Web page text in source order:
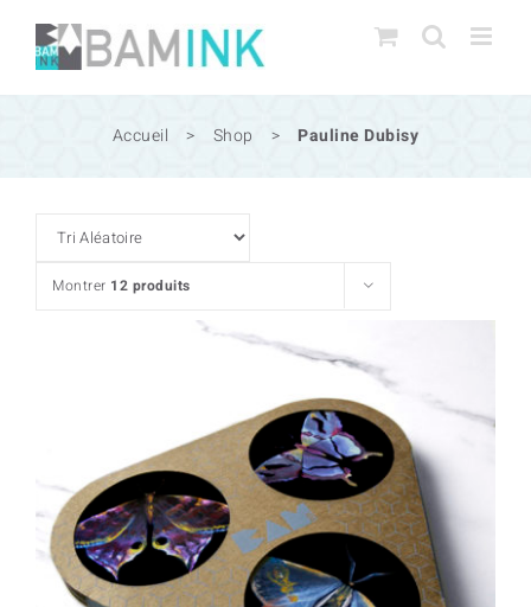
Passer
contenu
Accueil > Shop > Pauline Dubisy
Montrer 12 produits